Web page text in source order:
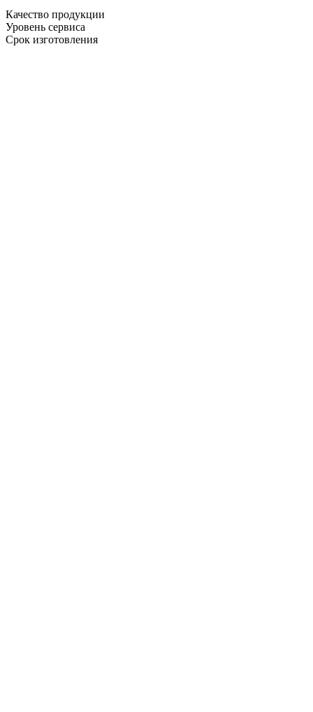
Качество продукции
Уровень сервиса
Срок изготовления